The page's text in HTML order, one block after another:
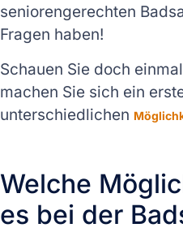
seniorengerechten
Fragen haben!
Schauen Sie doch
machen Sie sich ein
unterschiedlichen
Welche
es bei der